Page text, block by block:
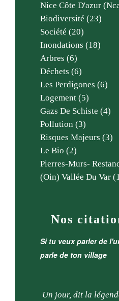
Nice Côte D'azur
Biodiversité (23)
Société (20)
Inondations (18)
Arbres (6)
Déchets (6)
Les Perdigones (6)
Logement (5)
Gazs De Schiste (4)
Pollution (3)
Risques Majeurs (3)
Le Bio (2)
Pierres-Murs-
(oin) Vallée Du Var
Nos
Si tu veux parler de
parle de ton village
Un jour, dit la